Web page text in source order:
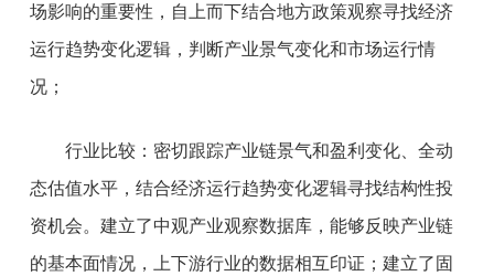
场影响的重要性，自上而下结合地方政策观察寻找经济
运行趋势变化逻辑，判断产业景气变化和市场运行情
况；
行业比较：密切跟踪产业链景气和盈利变化、全动
态估值水平，结合经济运行趋势变化逻辑寻找结构性投
资机会。建立了中观产业观察数据库，能够反映产业链
的基本面情况，上下游行业的数据相互印证；建立了固